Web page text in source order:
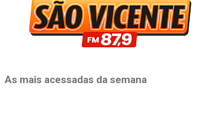
As mais acessadas da semana